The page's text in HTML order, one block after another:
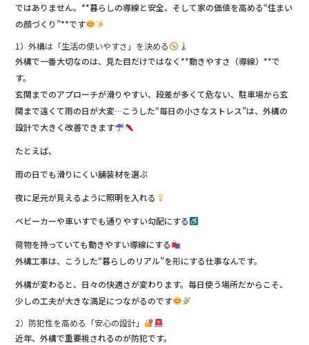
ではありません。**暮らしの導線と安全、そして家の価値を高める“住まい
の顔づくり”**です
1）外構は「生活の使いやすさ」を決める
外構で一番大切なのは、見た目だけではなく**動きやすさ（導線）**で
す。
玄関までのアプローチが滑りやすい、段差が多くて危ない、駐車場から玄
関まで遠くて雨の日が大変…こうした“毎日の小さなストレス”は、外構の
設計で大きく改善できます
たとえば、
雨の日でも滑りにくい舗装材を選ぶ
夜に足元が見えるように照明を入れる
ベビーカーや車いすでも通りやすい勾配にする
荷物を持っていても動きやすい導線にする
外構工事は、こうした“暮らしのリアル”を形にする仕事なんです。
外構が変わると、日々の快適さが変わります。毎日使う場所だからこそ、
少しの工夫が大きな満足につながるのです
2）防犯性を高める「安心の設計」
近年、外構で重要視されるのが防犯です。